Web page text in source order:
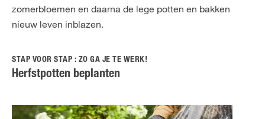
zomerbloemen en daarna de lege potten en bakken
nieuw leven inblazen.
STAP VOOR STAP : ZO GA JE TE WERK!
Herfstpotten beplanten